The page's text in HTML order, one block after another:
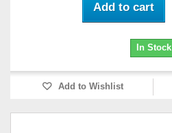
Add to cart
In Stock
Add to Wishlist